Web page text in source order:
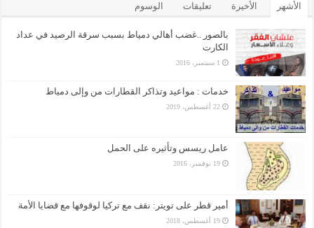
الأشهر الأخيرة تعليقات الوسوم
بالصور ..غضب أهالي دمياط بسبب سرقة الرصيد في عداد
الكارت
1 سبتمبر، 2016
خدمات : مواعيد وتذاكر القطارات من وإلى دمياط
22 أغسطس، 2019
عامل ريسس وتأثيره على الحمل
19 نوفمبر، 2016
أمير قطر على تويتر: نقف مع تركيا لوقوفها مع قضايا الأمة
19 أغسطس، 2018